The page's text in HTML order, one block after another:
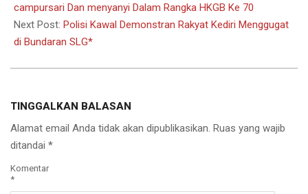
27
campursari Dan menyanyi Dalam Rangka HKGB Ke 70
Next Post: Polisi Kawal Demonstran Rakyat Kediri Menggugat
di Bundaran SLG*
TINGGALKAN BALASAN
Alamat email Anda tidak akan dipublikasikan. Ruas yang wajib
ditandai *
Komentar
*